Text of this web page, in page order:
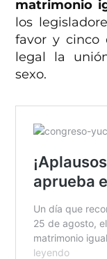
matrimonio
los
favor y cinco
legal la
sexo.